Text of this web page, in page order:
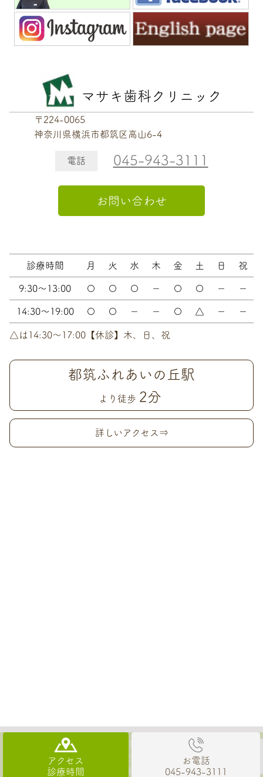
マサキ歯科クリニック
〒224-0065
神奈川県横浜市都筑区高山6-4
電話 045-943-3111
お問い合わせ
診療時間 月 火 水 木 金 土 日 祝
9:30～13:00 〇 〇 〇 － 〇 〇 － －
14:30～19:00 〇 〇 － － 〇 △ － －
△は14:30〜17:00【休診】木、日、祝
都筑ふれあいの丘駅
より徒歩 2分
詳しいアクセス⇒
© マサキ歯科クリニックまで 都筑区（都筑ふれあいの丘駅）の歯医
者なら、駅徒歩2分、保険から自費治療まで幅広く対応できる審美治療
で評判の、マサキ歯科クリニックまで
アクセス
診療時間
お電話
045-943-3111